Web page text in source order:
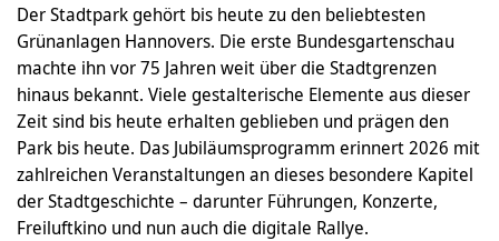
Der Stadtpark gehört bis heute zu den beliebtesten
Grünanlagen Hannovers. Die erste Bundesgartenschau
machte ihn vor 75 Jahren weit über die Stadtgrenzen
hinaus bekannt. Viele gestalterische Elemente aus dieser
Zeit sind bis heute erhalten geblieben und prägen den
Park bis heute. Das Jubiläumsprogramm erinnert 2026 mit
zahlreichen Veranstaltungen an dieses besondere Kapitel
der Stadtgeschichte – darunter Führungen, Konzerte,
Freiluftkino und nun auch die digitale Rallye.